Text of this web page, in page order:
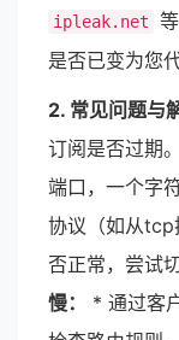
ipleak.net
是否已变为您
2. 常见问题与
订阅是否过期
端口，一个字
协议（如从tcp
否正常，尝试
慢：
* 通过客